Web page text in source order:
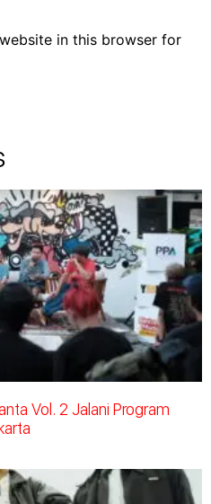
in this browser for
Vol. 2 Jalani Program